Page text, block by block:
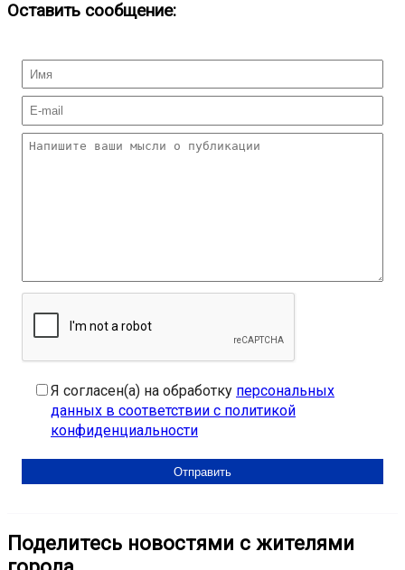
Оставить сообщение:
Я согласен(а) на обработку персональных
данных в соответствии с политикой
конфиденциальности
Поделитесь новостями с жителями